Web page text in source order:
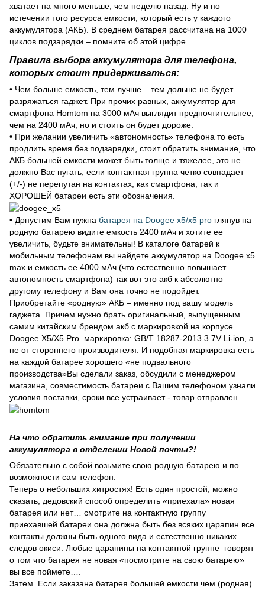
хватает на много меньше, чем неделю назад. Ну и по
истечении того ресурса емкости, который есть у каждого
аккумулятора (АКБ). В среднем батарея рассчитана на 1000
циклов подзарядки – помните об этой цифре.
Правила выбора аккумулятора для телефона,
которых стоит придерживаться:
• Чем больше емкость, тем лучше – тем дольше не будет
разряжаться гаджет. При прочих равных, аккумулятор для
смартфона Homtom на 3000 мАч выглядит предпочтительнее,
чем на 2400 мАч, но и стоить он будет дороже.
• При желании увеличить «автономность» телефона то есть
продлить время без подзарядки, стоит обратить внимание, что
АКБ большей емкости может быть толще и тяжелее, это не
должно Вас пугать, если контактная группа четко совпадает
(+/-) не перепутан на контактах, как смартфона, так и
ХОРОШЕЙ батареи есть эти обозначения.
• Допустим Вам нужна батарея на Doogee x5/x5 pro глянув на
родную батарею видите емкость 2400 мАч и хотите ее
увеличить, будьте внимательны! В каталоге батарей к
мобильным телефонам вы найдете аккумулятор на Doogee x5
max и емкость ее 4000 мАч (что естественно повышает
автономность смартфона) так вот это акб к абсолютно
другому телефону и Вам она точно не подойдет.
Приобретайте «родную» АКБ – именно под вашу модель
гаджета. Причем нужно брать оригинальный, выпущенным
самим китайским брендом акб с маркировкой на корпусе
Doogee X5/X5 Pro. маркировка: GB/T 18287-2013 3.7V Li-ion, а
не от стороннего производителя. И подобная маркировка есть
на каждой батарее хорошего «не подвального
производства»Вы сделали заказ, обсудили с менеджером
магазина, совместимость батареи с Вашим телефоном узнали
условия поставки, сроки все устраивает - товар отправлен.
На что обратить внимание при получении
аккумулятора в отделении Новой почты?!
Обязательно с собой возьмите свою родную батарею и по
возможности сам телефон.
Теперь о небольших хитростях! Есть один простой, можно
сказать, дедовский способ определить «приехала» новая
батарея или нет… смотрите на контактную группу
приехавшей батареи она должна быть без всяких царапин все
контакты должны быть одного вида и естественно никаких
следов окиси. Любые царапины на контактной группе говорят
о том что батарея не новая «посмотрите на свою батарею»
вы все поймете….
Затем. Если заказана батарея большей емкости чем (родная)